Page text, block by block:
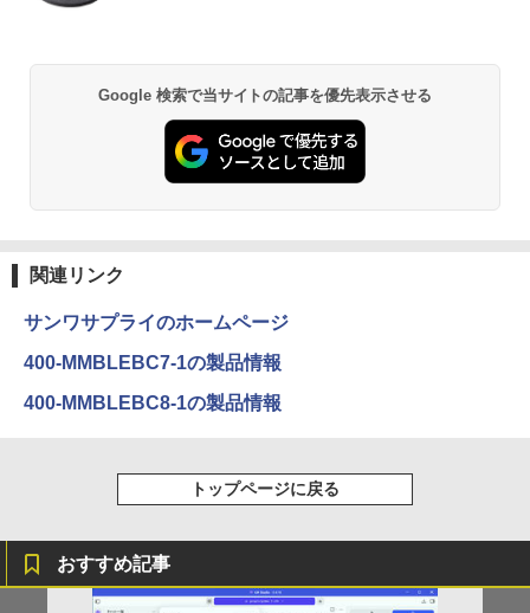
量 持ち運び 安い
￥29,999
￥54,999
BRUCE WAYNE feat. Flo Milli, ATL Jacob
￥250
On My Road (Stadium ver.)
BUGS LIFE
￥250
by Amazon 天然水 ラベルレス 500ml ×24本
ウォーター ペットボトル 静岡県産 500ミリリ
ットル (Smart Basic)
by Amazon 炭酸水 ラベルレス 500ml ×24本
￥1,625
異世界居酒屋「のぶ」(22) (角川コミックス・
￥832
HUNTER×HUNTER モノクロ版 39 (ジャンプ
コミックスDIGITAL)
スーパーの裏でヤニ吸うふたり 9巻 (デジタル
￥810
Google 検索で当サイトの記事を優先表示させる
関連リンク
サンワサプライのホームページ
400-MMBLEBC7-1の製品情報
400-MMBLEBC8-1の製品情報
トップページに戻る
おすすめ記事